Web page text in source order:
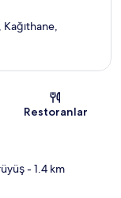
Restoranlar
- 1.4 km